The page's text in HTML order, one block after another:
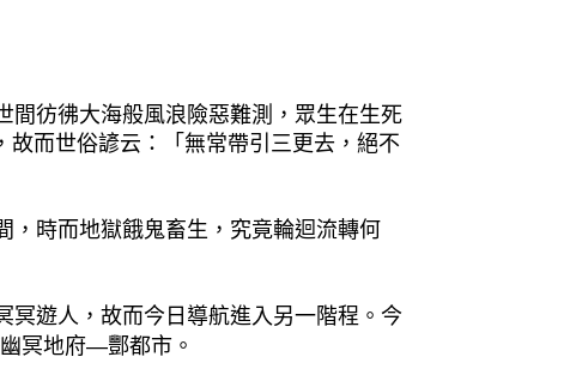
間彷彿大海般風浪險惡難測，眾生在生死
而世俗諺云：「無常帶引三更去，絕不
，時而地獄餓鬼畜生，究竟輪迴流轉何
冥遊人，故而今日導航進入另一階程。今
冥地府—酆都市。